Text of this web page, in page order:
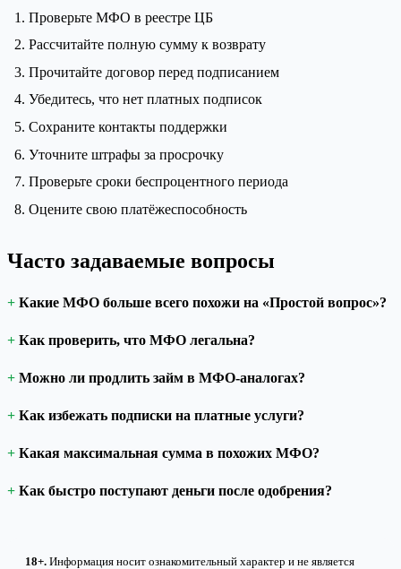
Проверьте МФО в реестре ЦБ
Рассчитайте полную сумму к возврату
Прочитайте договор перед подписанием
Убедитесь, что нет платных подписок
Сохраните контакты поддержки
Уточните штрафы за просрочку
Проверьте сроки беспроцентного периода
Оцените свою платёжеспособность
Часто задаваемые вопросы
Какие МФО больше всего похожи на «Простой вопрос»?
Как проверить, что МФО легальна?
Можно ли продлить займ в МФО-аналогах?
Как избежать подписки на платные услуги?
Какая максимальная сумма в похожих МФО?
Как быстро поступают деньги после одобрения?
18+. Информация носит ознакомительный характер и не является